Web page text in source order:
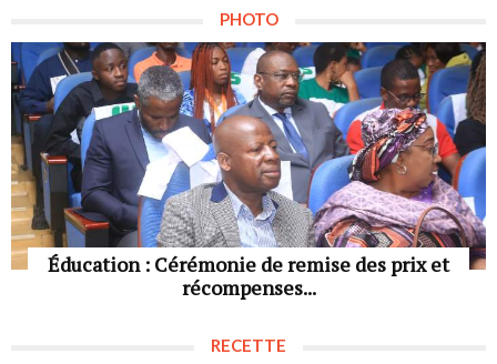
PHOTO
Éducation : Cérémonie de remise des prix et
récompenses...
RECETTE